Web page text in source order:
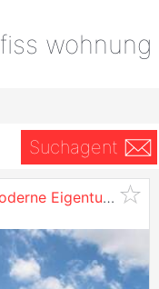
wohnung
Suchagent
Ein Zuhause für Generationen | Moderne Eigentumswohnungen in